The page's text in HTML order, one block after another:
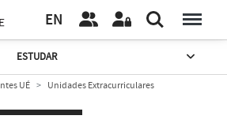
EN
ESTUDAR
UÉ Unidades Extracurriculares